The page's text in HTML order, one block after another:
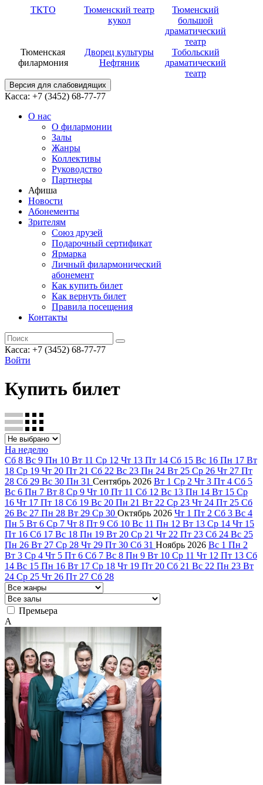
ТКТО
Тюменский театр
кукол
Тюменский
большой
драматический
театр
Тюменская
филармония
Дворец культуры
Нефтяник
Тобольский
драматический
театр
Версия для слабовидящих
Касса: +7 (3452) 68-77-77
О нас
О филармонии
Залы
Жанры
Коллективы
Руководство
Партнеры
Афиша
Новости
Абонементы
Зрителям
Союз друзей
Подарочный сертификат
Ярмарка
Личный филармонический
абонемент
Как купить билет
Как вернуть билет
Правила посещения
Контакты
Касса: +7 (3452) 68-77-77
Войти
Купить билет
На неделю
Сб 8 Вс 9 Пн 10 Вт 11 Ср 12 Чт 13 Пт 14 Сб 15 Вс 16 Пн 17 Вт
18 Ср 19 Чт 20 Пт 21 Сб 22 Вс 23 Пн 24 Вт 25 Ср 26 Чт 27 Пт
28 Сб 29 Вс 30 Пн 31 Сентябрь 2026 Вт 1 Ср 2 Чт 3 Пт 4 Сб 5
Вс 6 Пн 7 Вт 8 Ср 9 Чт 10 Пт 11 Сб 12 Вс 13 Пн 14 Вт 15 Ср
16 Чт 17 Пт 18 Сб 19 Вс 20 Пн 21 Вт 22 Ср 23 Чт 24 Пт 25 Сб
26 Вс 27 Пн 28 Вт 29 Ср 30 Октябрь 2026 Чт 1 Пт 2 Сб 3 Вс 4
Пн 5 Вт 6 Ср 7 Чт 8 Пт 9 Сб 10 Вс 11 Пн 12 Вт 13 Ср 14 Чт 15
Пт 16 Сб 17 Вс 18 Пн 19 Вт 20 Ср 21 Чт 22 Пт 23 Сб 24 Вс 25
Пн 26 Вт 27 Ср 28 Чт 29 Пт 30 Сб 31 Ноябрь 2026 Вс 1 Пн 2
Вт 3 Ср 4 Чт 5 Пт 6 Сб 7 Вс 8 Пн 9 Вт 10 Ср 11 Чт 12 Пт 13 Сб
14 Вс 15 Пн 16 Вт 17 Ср 18 Чт 19 Пт 20 Сб 21 Вс 22 Пн 23 Вт
24 Ср 25 Чт 26 Пт 27 Сб 28
Премьера
А